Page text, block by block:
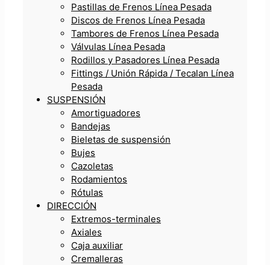
Pastillas de Frenos Línea Pesada
Discos de Frenos Línea Pesada
Tambores de Frenos Línea Pesada
Válvulas Línea Pesada
Rodillos y Pasadores Línea Pesada
Fittings / Unión Rápida / Tecalan Línea
Pesada
SUSPENSIÓN
Amortiguadores
Bandejas
Bieletas de suspensión
Bujes
Cazoletas
Rodamientos
Rótulas
DIRECCIÓN
Extremos-terminales
Axiales
Caja auxiliar
Cremalleras